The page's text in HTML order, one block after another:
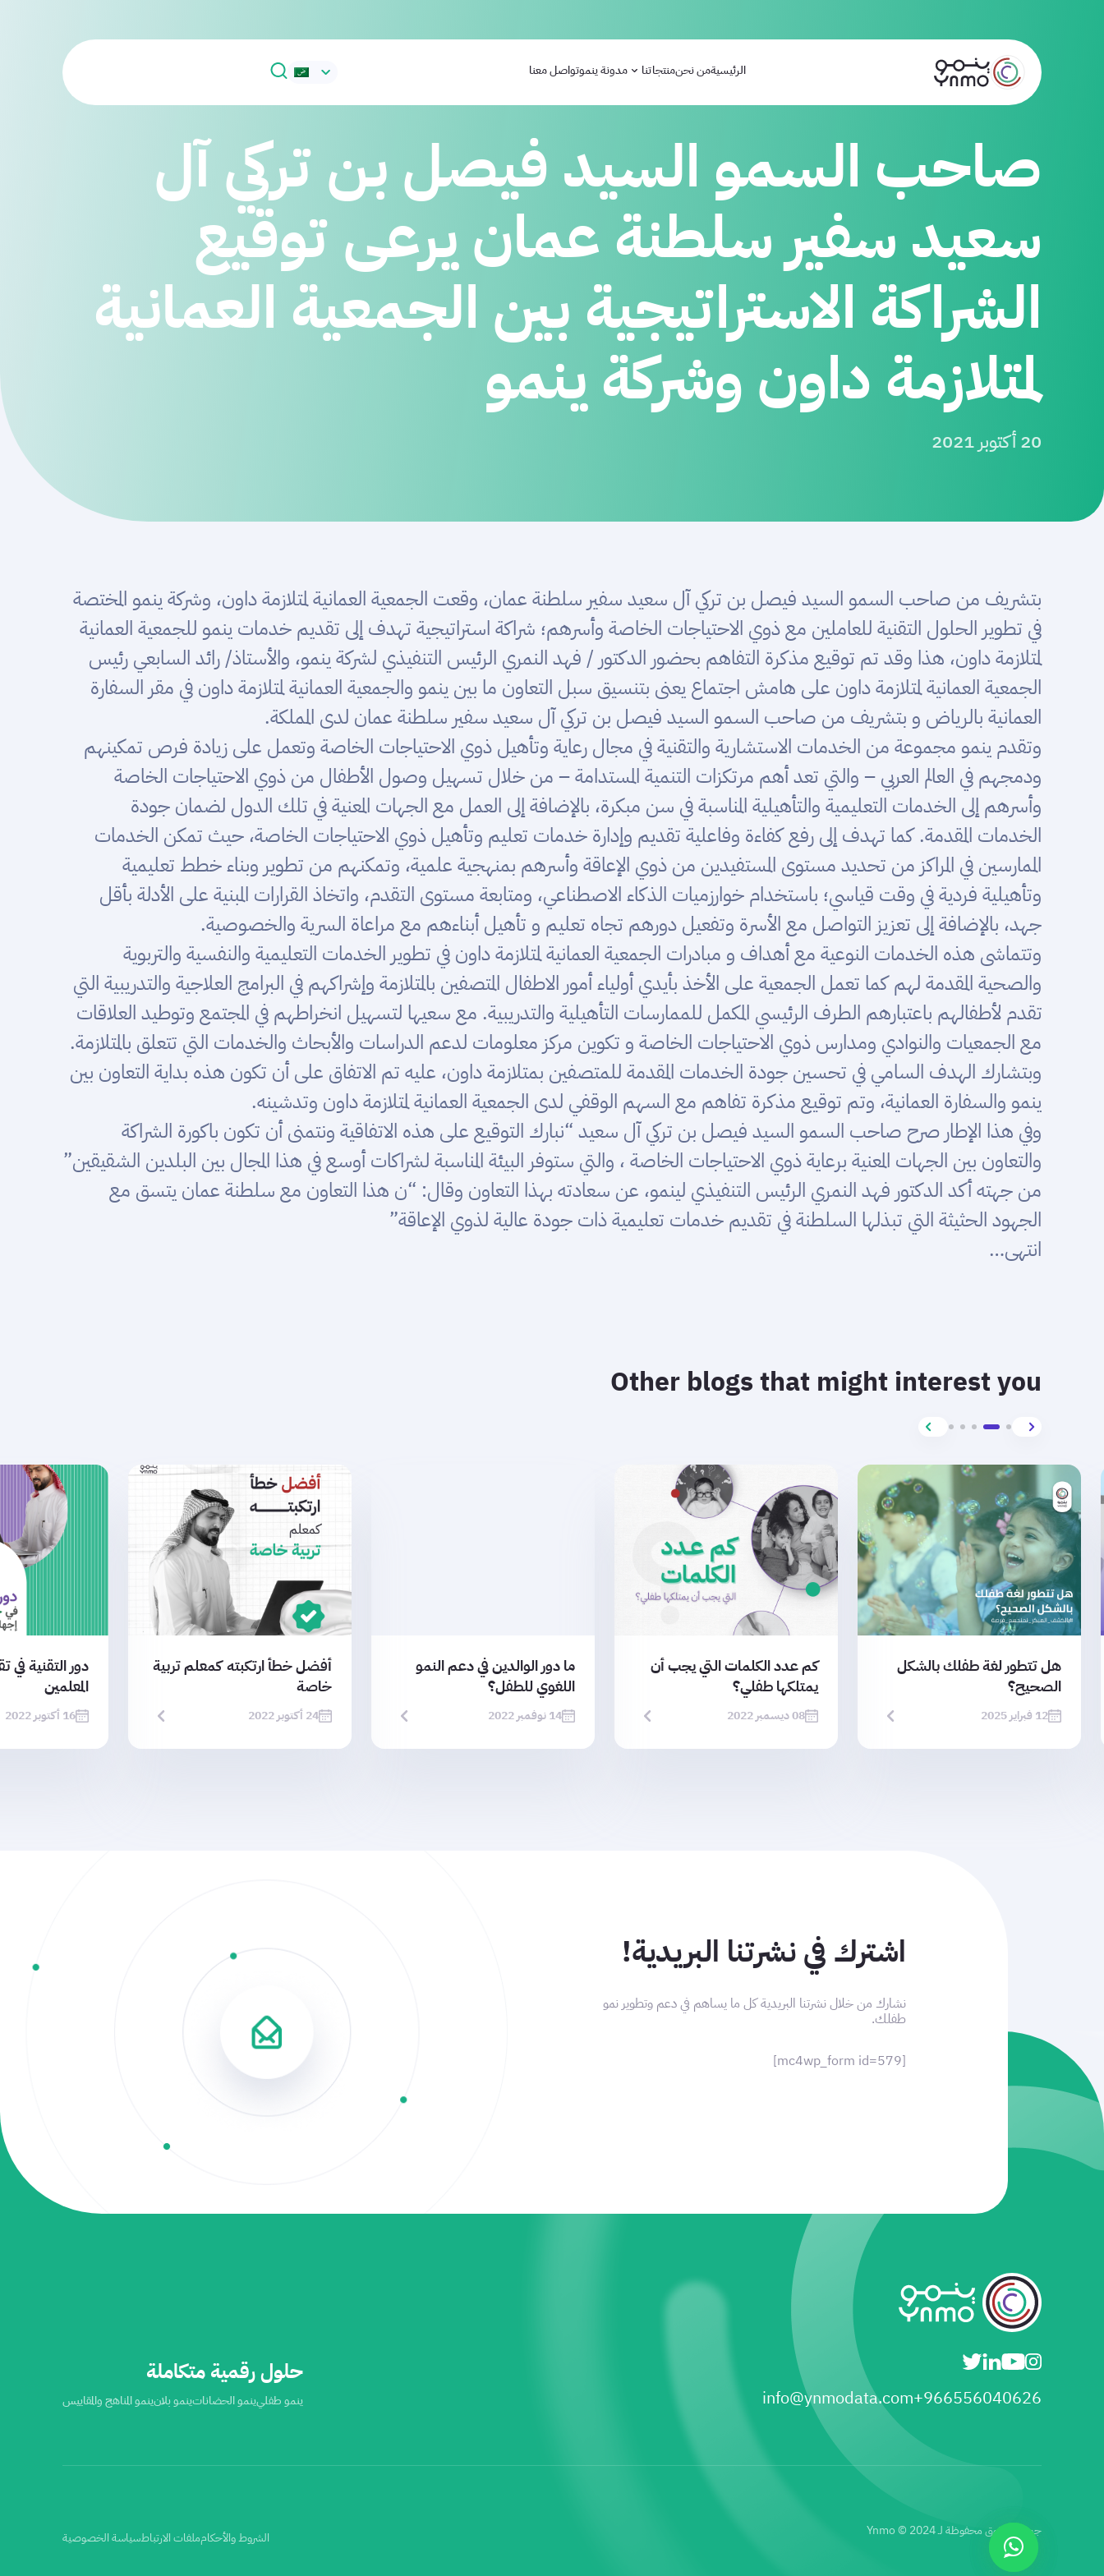
الرئيسيةمن نحنمنتجاتنا مدونة ينموتواصل معنا
صاحب السمو السيد فيصل بن تركي آل
سعيد سفير سلطنة عمان يرعى توقيع
الشراكة الاستراتيجية بين الجمعية العمانية
لمتلازمة داون وشركة ينمو
20 أكتوبر 2021
بتشريف من صاحب السمو السيد فيصل بن تركي آل سعيد سفير سلطنة عمان، وقعت الجمعية العمانية لمتلازمة داون، وشركة ينمو المختصة
في تطوير الحلول التقنية للعاملين مع ذوي الاحتياجات الخاصة وأسرهم؛ شراكة استراتيجية تهدف إلى تقديم خدمات ينمو للجمعية العمانية
لمتلازمة داون، هذا وقد تم توقيع مذكرة التفاهم بحضور الدكتور / فهد النمري الرئيس التنفيذي لشركة ينمو، والأستاذ/ رائد السابعي رئيس
الجمعية العمانية لمتلازمة داون على هامش اجتماع يعنى بتنسيق سبل التعاون ما بين ينمو والجمعية العمانية لمتلازمة داون في مقر السفارة
العمانية بالرياض و بتشريف من صاحب السمو السيد فيصل بن تركي آل سعيد سفير سلطنة عمان لدى المملكة.
وتقدم ينمو مجموعة من الخدمات الاستشارية والتقنية في مجال رعاية وتأهيل ذوي الاحتياجات الخاصة وتعمل على زيادة فرص تمكينهم
ودمجهم في العالم العربي – والتي تعد أهم مرتكزات التنمية المستدامة – من خلال تسهيل وصول الأطفال من ذوي الاحتياجات الخاصة
وأسرهم إلى الخدمات التعليمية والتأهيلية المناسبة في سن مبكرة، بالإضافة إلى العمل مع الجهات المعنية في تلك الدول لضمان جودة
الخدمات المقدمة. كما تهدف إلى رفع كفاءة وفاعلية تقديم وإدارة خدمات تعليم وتأهيل ذوي الاحتياجات الخاصة، حيث تمكن الخدمات
الممارسين في المراكز من تحديد مستوى المستفيدين من ذوي الإعاقة وأسرهم بمنهجية علمية، وتمكنهم من تطوير وبناء خطط تعليمية
وتأهيلية فردية في وقت قياسي؛ باستخدام خوارزميات الذكاء الاصطناعي، ومتابعة مستوى التقدم، واتخاذ القرارات المبنية على الأدلة بأقل
جهد، بالإضافة إلى تعزيز التواصل مع الأسرة وتفعيل دورهم تجاه تعليم و تأهيل أبناءهم مع مراعاة السرية والخصوصية.
وتتماشى هذه الخدمات النوعية مع أهداف و مبادرات الجمعية العمانية لمتلازمة داون في تطوير الخدمات التعليمية والنفسية والتربوية
والصحية المقدمة لهم كما تعمل الجمعية على الأخذ بأيدي أولياء أمور الاطفال المتصفين بالمتلازمة وإشراكهم في البرامج العلاجية والتدريبية التي
تقدم لأطفالهم باعتبارهم الطرف الرئيسي المكمل للممارسات التأهيلية والتدريبية. مع سعيها لتسهيل انخراطهم في المجتمع وتوطيد العلاقات
مع الجمعيات والنوادي ومدارس ذوي الاحتياجات الخاصة و تكوين مركز معلومات لدعم الدراسات والأبحاث والخدمات التي تتعلق بالمتلازمة.
وبتشارك الهدف السامي في تحسين جودة الخدمات المقدمة للمتصفين بمتلازمة داون، عليه تم الاتفاق على أن تكون هذه بداية التعاون بين
ينمو والسفارة العمانية، وتم توقيع مذكرة تفاهم مع السهم الوقفي لدى الجمعية العمانية لمتلازمة داون وتدشينه.
وفي هذا الإطار صرح صاحب السمو السيد فيصل بن تركي آل سعيد “نبارك التوقيع على هذه الاتفاقية ونتمنى أن تكون باكورة الشراكة
والتعاون بين الجهات المعنية برعاية ذوي الاحتياجات الخاصة ، والتي ستوفر البيئة المناسبة لشراكات أوسع في هذا المجال بين البلدين الشقيقين”
من جهته أكد الدكتور فهد النمري الرئيس التنفيذي لينمو، عن سعادته بهذا التعاون وقال: “ن هذا التعاون مع سلطنة عمان يتسق مع
الجهود الحثيثة التي تبذلها السلطنة في تقديم خدمات تعليمية ذات جودة عالية لذوي الإعاقة”
انتهى…
Other blogs that might interest you
هل تتطور لغة طفلك بالشكل
الصحيح؟
12 فبراير 2025
كم عدد الكلمات التي يجب أن
يمتلكها طفلي؟
08 ديسمبر 2022
ما دور الوالدين في دعم النمو
اللغوي للطفل؟
14 نوفمبر 2022
أفضل خطأ ارتكبته كمعلم تربية
خاصة
24 أكتوبر 2022
دور التقنية في
المعلمين
16 أكتوبر 2022
اشترك في نشرتنا البريدية!
نشارك من خلال نشرتنا البريدية كل ما يساهم في دعم وتطوير نمو
طفلك.
[mc4wp_form id=579]
966556040626+
info@ynmodata.com
حلول رقمية متكاملة
ينمو طفليينمو الحضاناتينمو بلانينمو المناهج والمقاييس
جميع الحقوق محفوظة لـ Ynmo © 2024 الشروط والأحكامملفات الارتباطسياسة الخصوصية